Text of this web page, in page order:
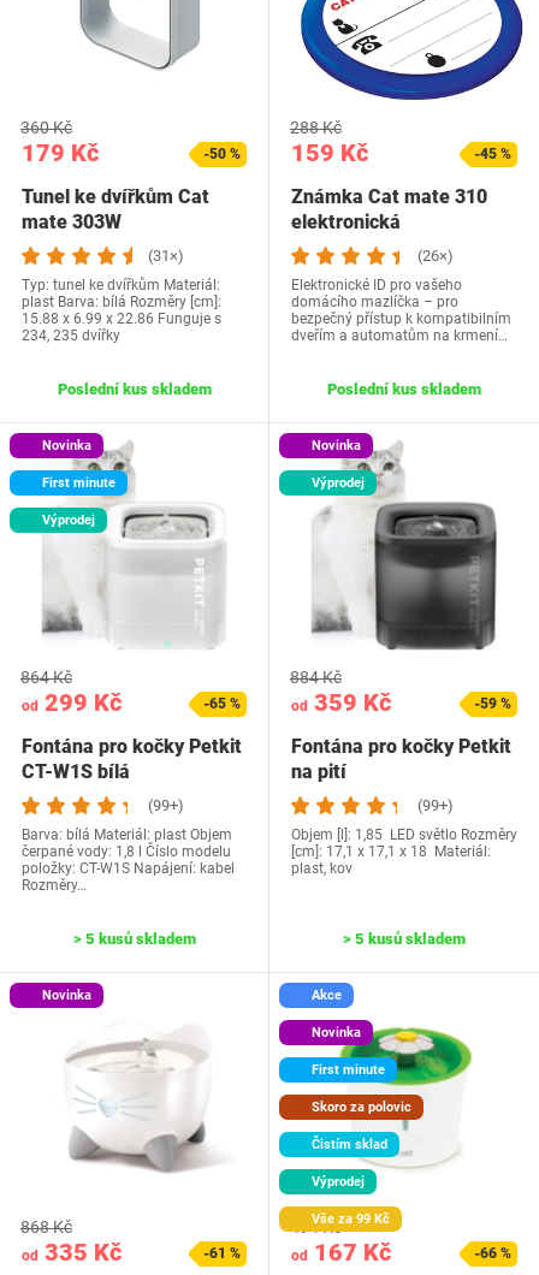
179 Kč
360 Kč
-50 %
Tunel ke dvířkům Cat
mate 303W
(31×)
Typ: tunel ke dvířkům Materiál:
plast Barva: bílá Rozměry [cm]:
15.88 x 6.99 x 22.86 Funguje s
234, 235 dvířky
Poslední kus skladem
159 Kč
288 Kč
-45 %
Známka Cat mate 310
elektronická
(26×)
Elektronické ID pro vašeho
domácího mazlíčka – pro
bezpečný přístup k kompatibilním
dveřím a automatům na krmení…
Poslední kus skladem
Novinka
First minute
Výprodej
od 299 Kč
864 Kč
-65 %
Fontána pro kočky Petkit
CT-W1S bílá
(99+)
Barva: bílá Materiál: plast Objem
čerpané vody: 1,8 l Číslo modelu
položky: CT-W1S Napájení: kabel
Rozměry…
> 5 kusů skladem
Novinka
Výprodej
od 359 Kč
884 Kč
-59 %
Fontána pro kočky Petkit
na pití
(99+)
Objem [l]: 1,85 LED světlo Rozměry
[cm]: 17,1 x 17,1 x 18 Materiál:
plast, kov
> 5 kusů skladem
Novinka
od 335 Kč
868 Kč
-61 %
Akce
Novinka
First minute
Skoro za polovic
Čistím sklad
Výprodej
Vše za 99 Kč
od 167 Kč
494 Kč
-66 %